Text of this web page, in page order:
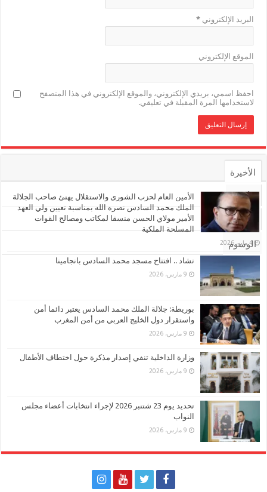
البريد الإلكتروني*
الموقع الإلكتروني
احفظ اسمي، بريدي الإلكتروني، والموقع الإلكتروني في هذا المتصفح
لاستخدامها المرة المقبلة في تعليقي.
الأخيرة
الأشهر
تعليقات
الوسوم
الأمين العام لحزب الشورى والاستقلال يهنئ صاحب الجلالة
الملك محمد السادس نصره الله بمناسبة تعيين ولي العهد
الأمير مولاي الحسن منسقا لمكاتب ومصالح القوات
المسلحة الملكية
4 مايو، 2026
تشاد .. افتتاح مسجد محمد السادس بانجامينا
9 مارس، 2026
بوريطة: جلالة الملك محمد السادس يعتبر دائما أمن
واستقرار دول الخليج العربي من أمن المغرب
9 مارس، 2026
وزارة الداخلية تنفي إصدار مذكرة حول اختطاف الأطفال
9 مارس، 2026
تحديد يوم 23 شتنبر 2026 لإجراء انتخابات أعضاء مجلس
النواب
9 مارس، 2026